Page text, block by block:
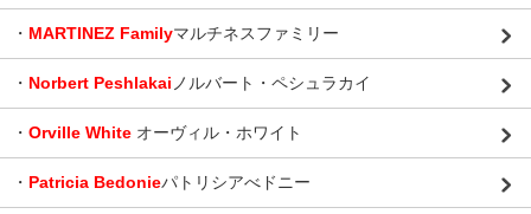
・ MARTINEZ Familyマルチネスファミリー
・ Norbert Peshlakai ノルバート・ペシュラカイ
・ Orville White オーヴィル・ホワイト
・ Patricia Bedonieパトリシアべドニー